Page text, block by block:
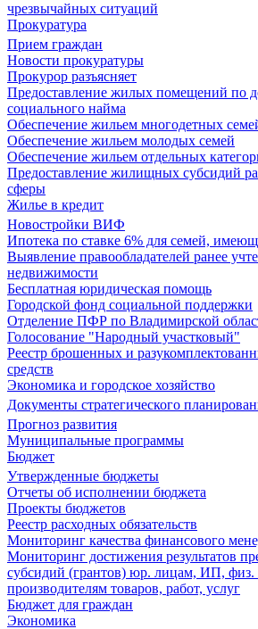
чрезвычайных ситуаций
Прокуратура
Прием граждан
Новости прокуратуры
Прокурор разъясняет
Предоставление жилых помещений по
социального найма
Обеспечение жильем многодетных
Обеспечение жильем молодых семей
Обеспечение жильем отдельных
Предоставление жилищных субсидий
сферы
Жилье в кредит
Новостройки ВИФ
Ипотека по ставке 6% для семей,
Выявление правообладателей ранее
недвижимости
Бесплатная юридическая помощь
Городской фонд социальной поддержки
Отделение ПФР по Владимирской
Голосование "Народный участковый"
Реестр брошенных и
средств
Экономика и городское хозяйство
Документы стратегического
Прогноз развития
Муниципальные программы
Бюджет
Утвержденные бюджеты
Отчеты об исполнении бюджета
Проекты бюджетов
Реестр расходных обязательств
Мониторинг качества финансового
Мониторинг достижения результатов
субсидий (грантов) юр. лицам, ИП, физ.
производителям товаров, работ, услуг
Бюджет для граждан
Экономика